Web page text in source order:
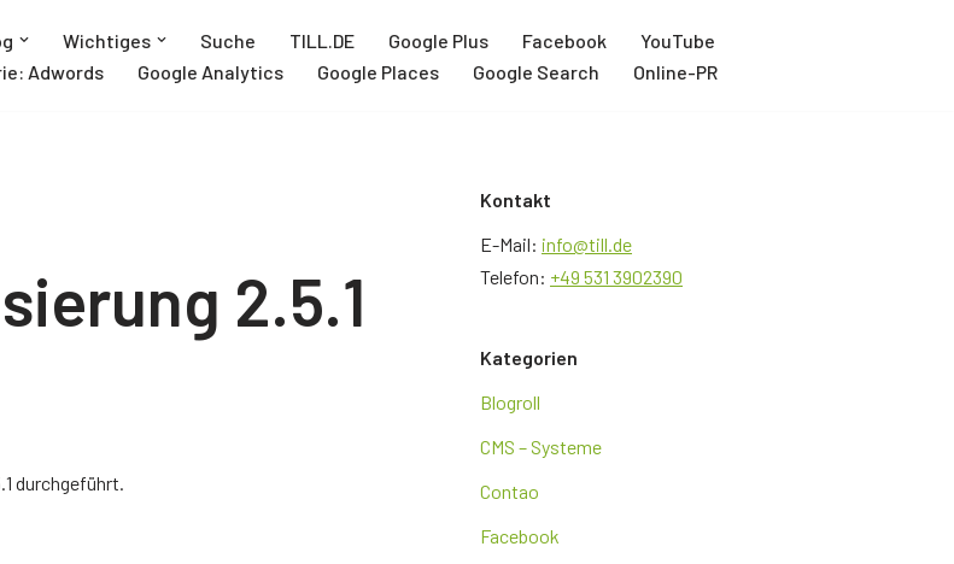
Wichtiges Suche TILL.DE Google Plus Facebook
YouTube
Adwords Google Analytics Google Places Google Search Online-PR
2.5.1
durchgeführt.
Kontakt
E-Mail: info@till.de
Telefon: +49 531 3902390
Kategorien
Blogroll
CMS – Systeme
Contao
Facebook